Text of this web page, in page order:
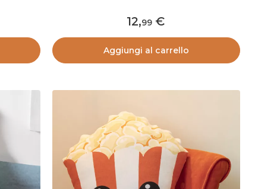
12,99
Aggiungi al carrello